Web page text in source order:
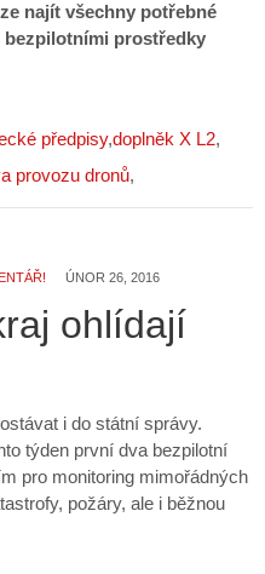
najít všechny potřebné
bezpilotními prostředky
předpisy doplněk X L2
provozu dronů
ÚNOR 26, 2016
ohlídají
i do státní správy.
týden první dva bezpilotní
pro monitoring mimořádných
požáry, ale i běžnou